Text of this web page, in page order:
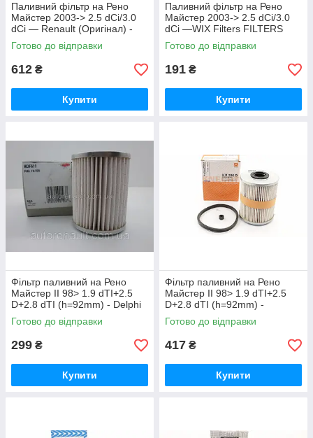
Паливний фільтр на Рено
Майстер 2003-> 2.5 dCi/3.0
dCi — Renault (Оригінал) -
7701475229
Готово до відправки
612 ₴
Купити
Паливний фільтр на Рено
Майстер 2003-> 2.5 dCi/3.0
dCi —WIX Filters FILTERS
(Польща) WF8300
Готово до відправки
191 ₴
Купити
Фільтр паливний на Рено
Майстер II 98> 1.9 dTI+2.5
D+2.8 dTI (h=92mm) - Delphi
(Великобританія) - HDF511
Готово до відправки
299 ₴
Купити
Фільтр паливний на Рено
Майстер II 98> 1.9 dTI+2.5
D+2.8 dTI (h=92mm) -
KNECHT (Німеччина) KX206D
Готово до відправки
417 ₴
Купити